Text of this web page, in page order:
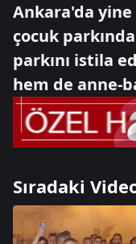
Ankara'da yine
çocuk
parkını istila
hem de anne-
Sıradaki